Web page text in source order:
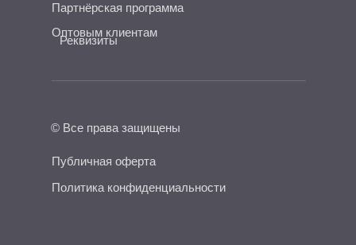
© Все права защищены
Партнёрская программа
Оптовым клиентам
Реквизиты
Публичная оферта
Политика конфиденциальности